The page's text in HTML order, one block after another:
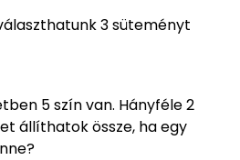
3 süteményt
5 szín van. Hányféle 2
állíthatok össze, ha egy